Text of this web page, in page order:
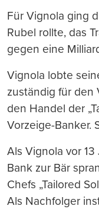
Für Vignola ging
Rubel rollte, das
gegen eine
Vignola lobte
zuständig für den
den Handel der
Vorzeige-Banker.
Als Vignola vor
Bank zur Bär
Chefs „Tailored
Als Nachfolger